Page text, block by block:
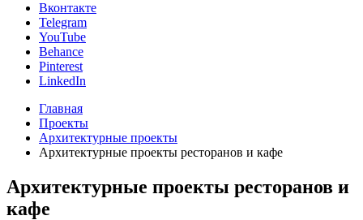
Вконтакте
Telegram
YouTube
Behance
Pinterest
LinkedIn
Главная
Проекты
Архитектурные проекты
Архитектурные проекты ресторанов и кафе
Архитектурные проекты ресторанов и
кафе